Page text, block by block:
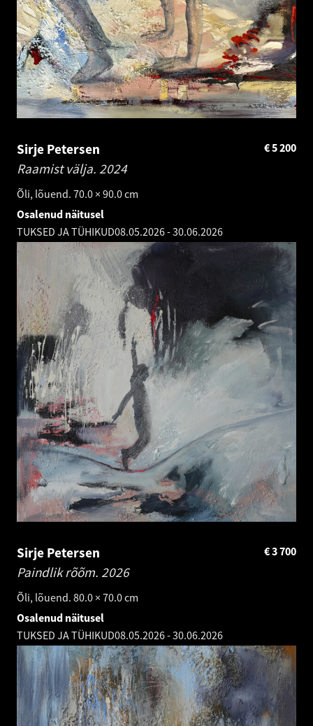
Sirje Petersen
Raamist välja. 2024
Õli, lõuend. 70.0 × 90.0 cm
5 200
€
Osalenud näitusel
TUKSED JA TÜHIKUD08.05.2026-30.06.2026
Sirje Petersen
Paindlik rõõm. 2026
Õli, lõuend. 80.0 × 70.0 cm
3 700
€
Osalenud näitusel
TUKSED JA TÜHIKUD08.05.2026-30.06.2026